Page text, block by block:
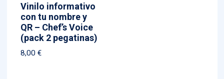
Vinilo informativo
con tu nombre y
QR – Chef’s Voice
(pack 2 pegatinas)
8,00€